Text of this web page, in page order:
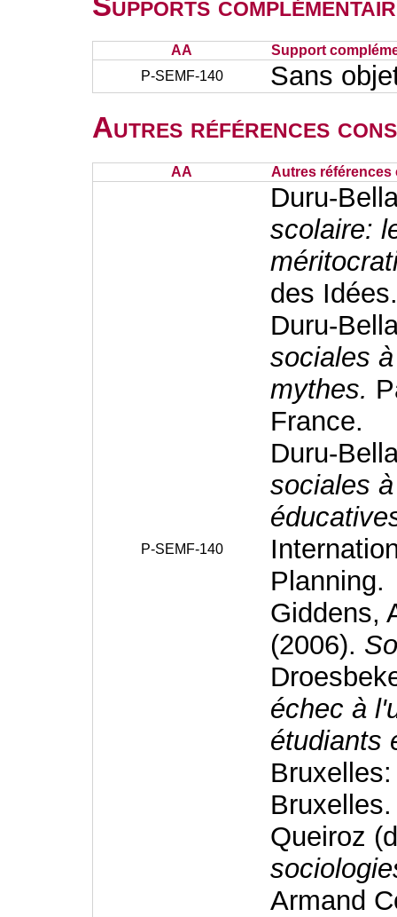
AA
Support
P-SEMF-140
Sans
Autres références
AA Autres références
P-SEMF-140
Duru-
scolaire:
des
Duru-
sociales
mythes.
France.
Duru-
sociales
Planning.
Giddens,
(2006).
échec à
étudiants
Bruxelles.
Queiroz
Armand